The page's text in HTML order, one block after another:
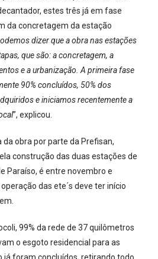
estes três já em fase
da concretagem da estação
dizer que a obra nas estações
que são: a concretagem, a
e a urbanização. A primeira fase
90% concluídos, 50% dos
e iniciamos recentemente a
”, explicou.
obra por parte da Prefisan,
construção das duas estações de
Paraíso, é entre novembro e
das ete´s deve ter início
99% da rede de 37 quilômetros
o esgoto residencial para as